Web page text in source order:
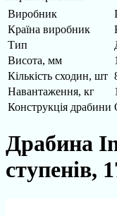
Виробник
Країна виробник
Тип
Висота, мм
Кількість сходин, шт
Навантаження, кг
Конструкція драбини
Драбина
ступенів,